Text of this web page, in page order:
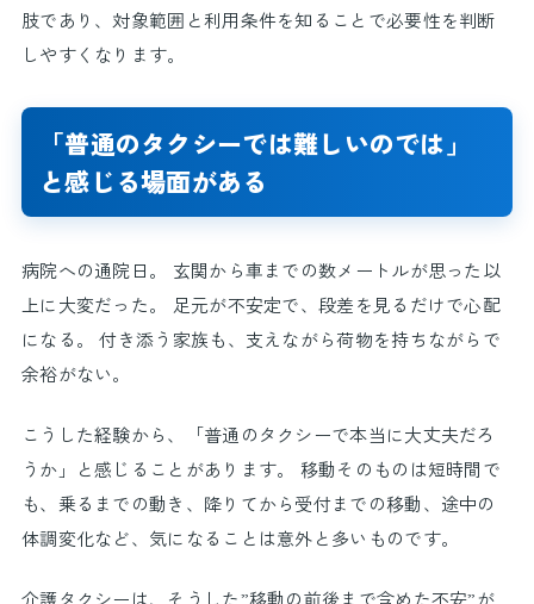
肢であり、対象範囲と利用条件を知ることで必要性を判断
しやすくなります。
「普通のタクシーでは難しいのでは」
と感じる場面がある
病院への通院日。 玄関から車までの数メートルが思った以
上に大変だった。 足元が不安定で、段差を見るだけで心配
になる。 付き添う家族も、支えながら荷物を持ちながらで
余裕がない。
こうした経験から、「普通のタクシーで本当に大丈夫だろ
うか」と感じることがあります。 移動そのものは短時間で
も、乗るまでの動き、降りてから受付までの移動、途中の
体調変化など、気になることは意外と多いものです。
介護タクシーは、そうした”移動の前後まで含めた不安”が